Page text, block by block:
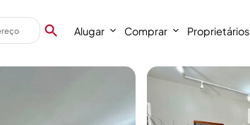
Alugar Comprar Proprietários